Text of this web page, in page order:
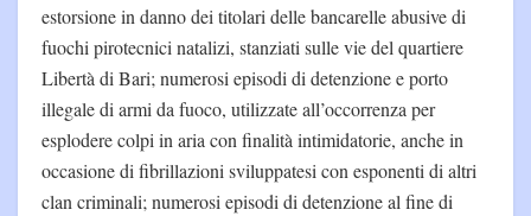
estorsione in danno dei titolari delle bancarelle abusive di
fuochi pirotecnici natalizi, stanziati sulle vie del quartiere
Libertà di Bari; numerosi episodi di detenzione e porto
illegale di armi da fuoco, utilizzate all’occorrenza per
esplodere colpi in aria con finalità intimidatorie, anche in
occasione di fibrillazioni sviluppatesi con esponenti di altri
clan criminali; numerosi episodi di detenzione al fine di